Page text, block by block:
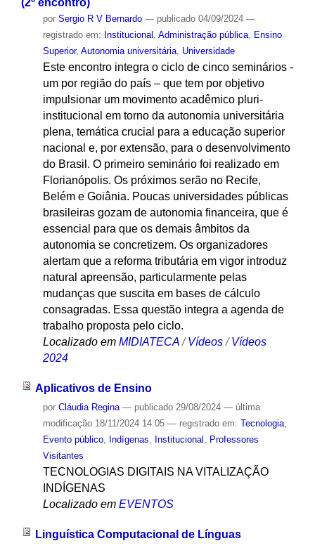
(2º encontro)
por Sergio R V Bernardo — publicado04/09/2024 —
registrado em: Institucional , Administração pública, Ensino
Superior, Autonomia universitária, Universidade
Este encontro integra o ciclo de cinco seminários -
um por região do país – que tem por objetivo
impulsionar um movimento acadêmico pluri-
institucional em torno da autonomia universitária
plena, temática crucial para a educação superior
nacional e, por extensão, para o desenvolvimento
do Brasil. O primeiro seminário foi realizado em
Florianópolis. Os próximos serão no Recife,
Belém e Goiânia. Poucas universidades públicas
brasileiras gozam de autonomia financeira, que é
essencial para que os demais âmbitos da
autonomia se concretizem. Os organizadores
alertam que a reforma tributária em vigor introduz
natural apreensão, particularmente pelas
mudanças que suscita em bases de cálculo
consagradas. Essa questão integra a agenda de
trabalho proposta pelo ciclo.
Localizado em MIDIATECA / Vídeos / Vídeos
2024
Aplicativos de Ensino
por Cláudia Regina — publicado29/08/2024 — última
modificação18/11/2024 14:05 — registrado em: Tecnologia,
Evento público, Indígenas, Institucional , Professores
Visitantes
TECNOLOGIAS DIGITAIS NA VITALIZAÇÃO
INDÍGENAS
Localizado em EVENTOS
Linguística Computacional de Línguas